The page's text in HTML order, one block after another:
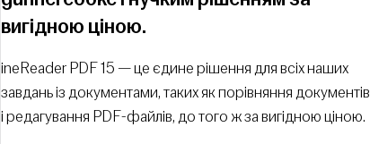
вигідною ціною.
ineReader PDF 15 — це єдине рішення для всіх наших
завдань із документами, таких як порівняння документів
і редагування PDF-файлів, до того ж за вигідною ціною.